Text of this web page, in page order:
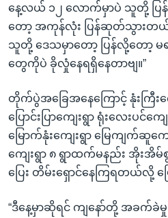
နေ့လယ် ၁၂ လောက်မှာပဲ သူတို့ ပြ
တော့ အကုန်လုံး ပြန်ဆုတ်သွားတ
သူတို့ ဒေသမှာတော့ ပြန်လို့တော့ မရ
တွေကိုပဲ ခိုလှုံနေရရှိနေတာဗျ။”
တိုက်ပွဲအခြေအနေကြောင့် နုံးကြီးက
ပြောင်းပြာကျေးရွာ ရုံးလေးပင်
မြောက်နုံးကျေးရွာ မြေကျက်ဆူက
ကျေးရွာ ၈ ရွာထက်မနည်း အိုး
ပြေး တိမ်းရှောင်နေကြရတယ်လို့ ပ
“ဒီနေ့မှာဆိုရင် ကျနော်တို့ အခက်